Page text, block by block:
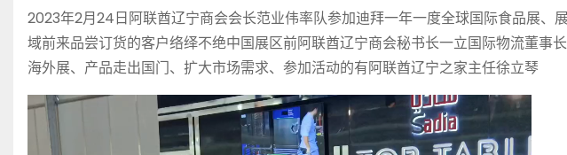
2023年2月24日阿联酋辽宁商会会长范业伟率队参加迪拜一年一度全球国际食品展
域前来品尝订货的客户络绎不绝中国展区前阿联酋辽宁商会秘书长一立国际物流董
海外展、产品走出国门、扩大市场需求、参加活动的有阿联酋辽宁之家主任徐立琴
视